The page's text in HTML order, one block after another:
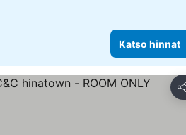
Katso hinnat